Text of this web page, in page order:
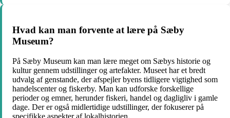
Hvad kan man forvente at lære på Sæby
Museum?
På Sæby Museum kan man lære meget om Sæbys historie og
kultur gennem udstillinger og artefakter. Museet har et bredt
udvalg af genstande, der afspejler byens tidligere vigtighed som
handelscenter og fiskerby. Man kan udforske forskellige
perioder og emner, herunder fiskeri, handel og dagligliv i gamle
dage. Der er også midlertidige udstillinger, der fokuserer på
specifikke aspekter af lokalhistorien.